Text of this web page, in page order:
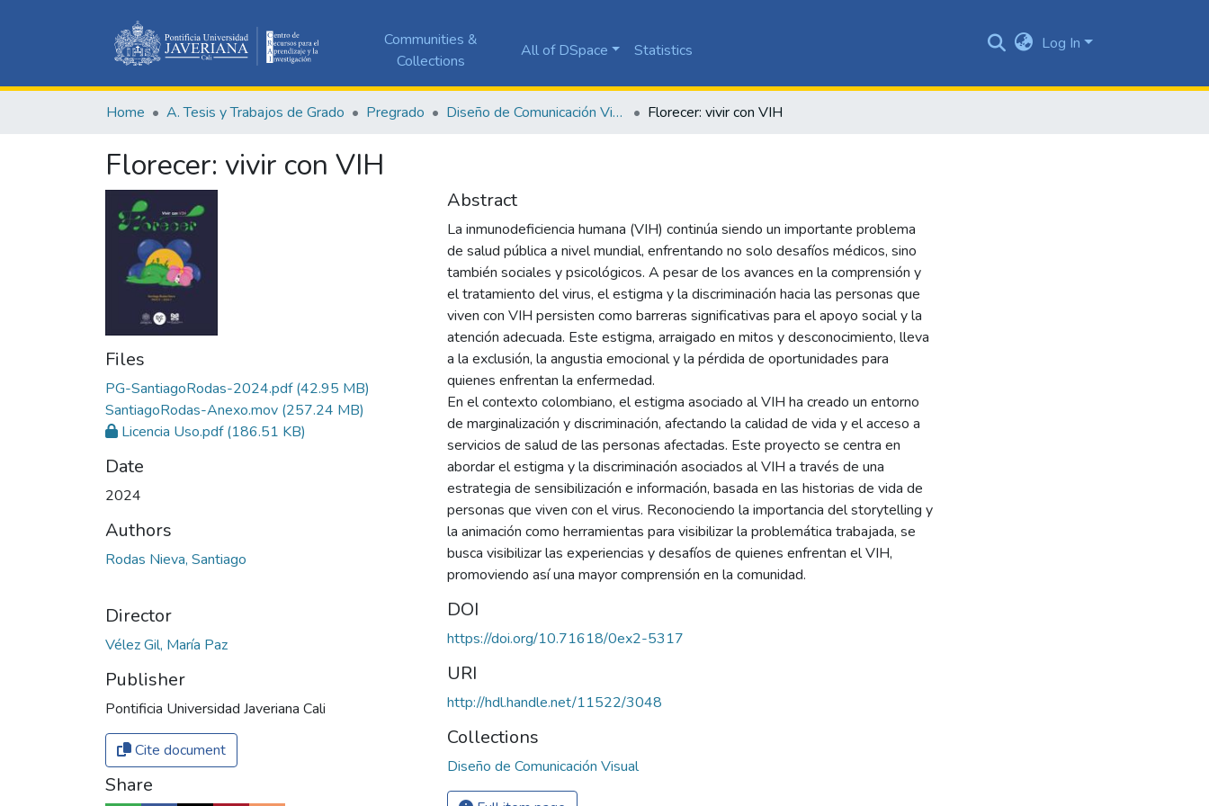
Communities &
Collections
All of DSpace Statistics Log In
Home A. Tesis y Trabajos de Grado Pregrado Diseño de Comunicación Visual Florecer: vivir con VIH
Florecer: vivir con VIH
Files
PG-SantiagoRodas-2024.pdf(42.95 MB)
SantiagoRodas-Anexo.mov (257.24 MB)
Licencia Uso.pdf(186.51 KB)
Date
2024
Authors
Rodas Nieva, Santiago
Director
Vélez Gil, María Paz
Publisher
Pontificia Universidad Javeriana Cali
Cite document
Share
Abstract
La inmunodeficiencia humana (VIH) continúa siendo un importante problema
de salud pública a nivel mundial, enfrentando no solo desafíos médicos, sino
también sociales y psicológicos. A pesar de los avances en la comprensión y
el tratamiento del virus, el estigma y la discriminación hacia las personas que
viven con VIH persisten como barreras significativas para el apoyo social y la
atención adecuada. Este estigma, arraigado en mitos y desconocimiento, lleva
a la exclusión, la angustia emocional y la pérdida de oportunidades para
quienes enfrentan la enfermedad.
En el contexto colombiano, el estigma asociado al VIH ha creado un entorno
de marginalización y discriminación, afectando la calidad de vida y el acceso a
servicios de salud de las personas afectadas. Este proyecto se centra en
abordar el estigma y la discriminación asociados al VIH a través de una
estrategia de sensibilización e información, basada en las historias de vida de
personas que viven con el virus. Reconociendo la importancia del storytelling y
la animación como herramientas para visibilizar la problemática trabajada, se
busca visibilizar las experiencias y desafíos de quienes enfrentan el VIH,
promoviendo así una mayor comprensión en la comunidad.
DOI
https://doi.org/10.71618/0ex2-5317
URI
http://hdl.handle.net/11522/3048
Collections
Diseño de Comunicación Visual